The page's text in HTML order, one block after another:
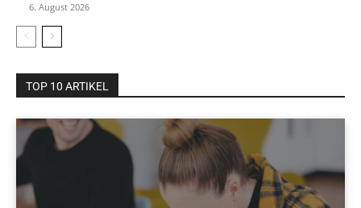
6. August 2026
TOP 10 ARTIKEL